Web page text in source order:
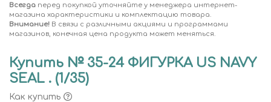
Всегда перед покупкой уточняйте у менеджера интернет-
магазина характеристики и комплектацию товара.
Внимание! В связи с различными акциями и программами
магазинов, конечная цена продукта может меняться.
Купить № 35-24 ФИГУРКА US NAVY
SEAL . (1/35)
Как купить